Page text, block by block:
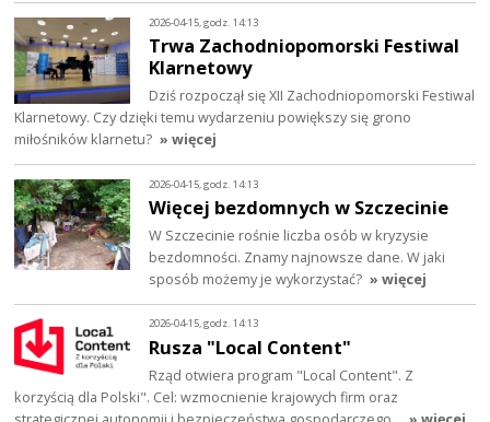
2026-04-15, godz. 14:13
Trwa Zachodniopomorski Festiwal
Klarnetowy
Dziś rozpoczął się XII Zachodniopomorski Festiwal
Klarnetowy. Czy dzięki temu wydarzeniu powiększy się grono
miłośników klarnetu? » więcej
2026-04-15, godz. 14:13
Więcej bezdomnych w Szczecinie
W Szczecinie rośnie liczba osób w kryzysie
bezdomności. Znamy najnowsze dane. W jaki
sposób możemy je wykorzystać? » więcej
2026-04-15, godz. 14:13
Rusza "Local Content"
Rząd otwiera program "Local Content". Z
korzyścią dla Polski". Cel: wzmocnienie krajowych firm oraz